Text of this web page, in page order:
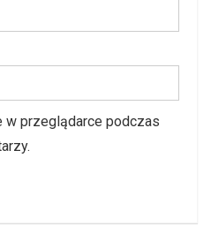
w przeglądarce podczas